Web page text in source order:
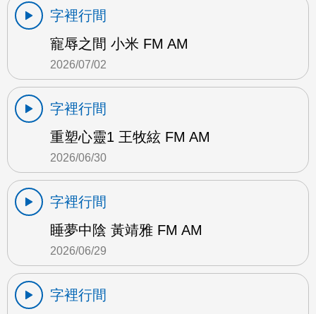
字裡行間
寵辱之間 小米 FM AM
2026/07/02
字裡行間
重塑心靈1 王牧絃 FM AM
2026/06/30
字裡行間
睡夢中陰 黃靖雅 FM AM
2026/06/29
字裡行間